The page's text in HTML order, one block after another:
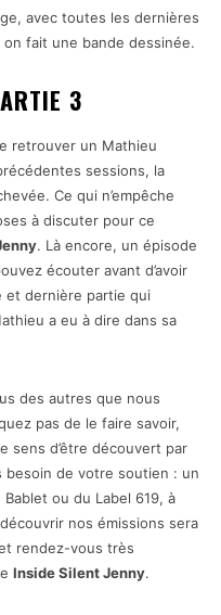
avec toutes les dernières
fait une bande dessinée.
3
retrouver un Mathieu
sessions, la
Ce qui n’empêche
à discuter pour ce
. Là encore, un épisode
écouter avant d’avoir
et dernière partie qui
a eu à dire dans sa
des autres que nous
pas de le faire savoir,
sens d’être découvert par
besoin de votre soutien : un
ou du Label 619, à
nos émissions sera
rendez-vous très
Inside Silent Jenny.